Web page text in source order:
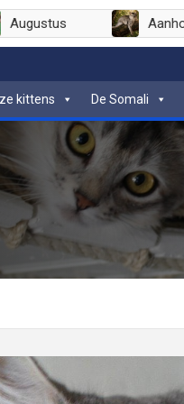
Augustus
kittens De Somali